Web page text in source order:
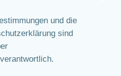
und die
sind